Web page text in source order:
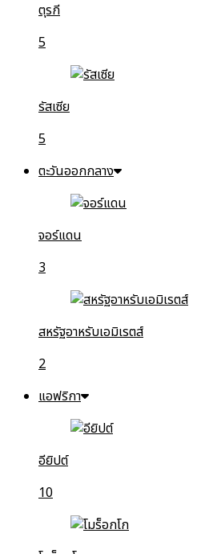
ตุรกี
5
รัสเซีย
5
ตะวันออกกลาง
จอร์แดน
3
สหรัฐอาหรับเอมิเรตส์
2
แอฟริกา
อียิปต์
10